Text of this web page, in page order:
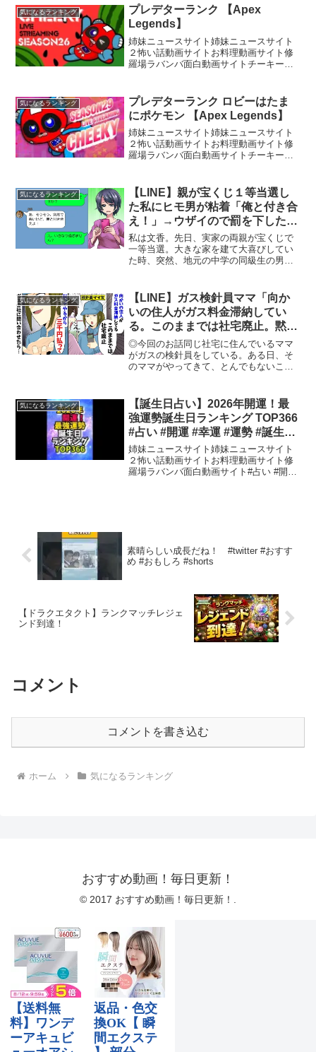
な励みになっております！もしよろしけ
れば、高評価やチャンネル...
気になるランキング
プレデターランク 【Apex
Legends】
姉妹ニュースサイト姉妹ニュースサイト
２怖い話動画サイトお料理動画サイト修
羅場ラバンバ面白動画サイトチーキーで
Donation (寄付)はこちら！Supp...
気になるランキング
プレデターランク ロビーはたま
にポケモン 【Apex Legends】
姉妹ニュースサイト姉妹ニュースサイト
２怖い話動画サイトお料理動画サイト修
羅場ラバンバ面白動画サイトチーキーで
Donation (寄付)はこちら！Supp...
気になるランキング
【LINE】親が宝くじ１等当選し
た私にヒモ男が粘着「俺と付き合
え！」→ウザイので罰を下したら
末路が悲惨だったww
私は文香。先日、実家の両親が宝くじで
一等当選。大きな家を建て大喜びしてい
た時、突然、地元の中学の同級生の男か
※動画の話は実際のエピソードを元にし
たオリジナルストーリ...
気になるランキング
【LINE】ガス検針員ママ「向か
いの住人がガス料金滞納してい
る。このままでは社宅廃止。黙っ
てやるから三千円払って」→ガス
会社に問い合わせたら…【スカッ
とする話】
◎今回のお話同じ社宅に住んでいるママ
がガスの検針員をしている。ある日、そ
のママがやってきて、とんでもないこと
す。※当チャンネルに登場する人物の名
前は架空のものです。実...
気になるランキング
【誕生日占い】2026年開運！最
強運勢誕生日ランキング TOP366
#占い #開運 #幸運 #運勢 #誕生日
占い #誕生日ランキング
姉妹ニュースサイト姉妹ニュースサイト
２怖い話動画サイトお料理動画サイト修
羅場ラバンバ面白動画サイト#占い #開運
素晴らしい成長だね！ #twitter #おすす
め #おもしろ #shorts
【ドラクエタクト】ランクマッチレジェ
ンド到達！
コメント
コメントを書き込む
ホーム 気になるランキング
おすすめ動画！毎日更新！
© 2017 おすすめ動画！毎日更新！.